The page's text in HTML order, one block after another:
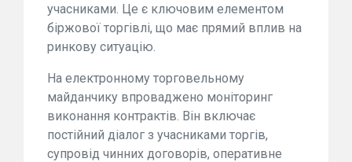
учасниками. Це є ключовим елементом
біржової торгівлі, що має прямий вплив на
ринкову ситуацію.
На електронному торговельному
майданчику впроваджено моніторинг
виконання контрактів. Він включає
постійний діалог з учасниками торгів,
супровід чинних договорів, оперативне